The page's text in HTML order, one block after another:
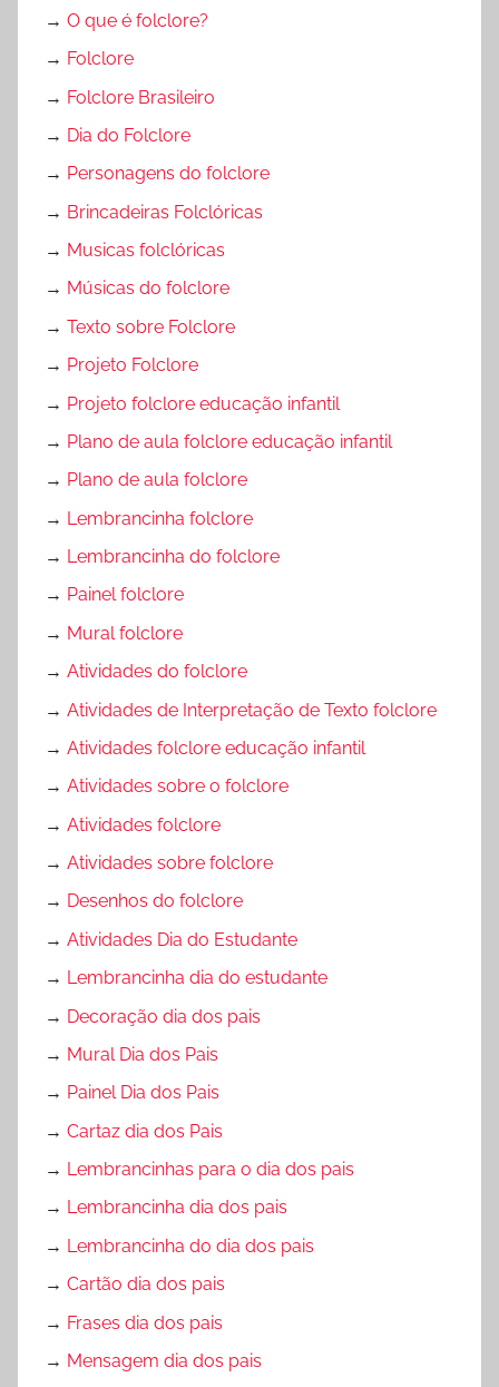
→ O que é folclore?
→ Folclore
→ Folclore Brasileiro
→ Dia do Folclore
→ Personagens do folclore
→ Brincadeiras Folclóricas
→ Musicas folclóricas
→ Músicas do folclore
→ Texto sobre Folclore
→ Projeto Folclore
→ Projeto folclore educação infantil
→ Plano de aula folclore educação infantil
→ Plano de aula folclore
→ Lembrancinha folclore
→ Lembrancinha do folclore
→ Painel folclore
→ Mural folclore
→ Atividades do folclore
→ Atividades de Interpretação de Texto folclore
→ Atividades folclore educação infantil
→ Atividades sobre o folclore
→ Atividades folclore
→ Atividades sobre folclore
→ Desenhos do folclore
→ Atividades Dia do Estudante
→ Lembrancinha dia do estudante
→ Decoração dia dos pais
→ Mural Dia dos Pais
→ Painel Dia dos Pais
→ Cartaz dia dos Pais
→ Lembrancinhas para o dia dos pais
→ Lembrancinha dia dos pais
→ Lembrancinha do dia dos pais
→ Cartão dia dos pais
→ Frases dia dos pais
→ Mensagem dia dos pais